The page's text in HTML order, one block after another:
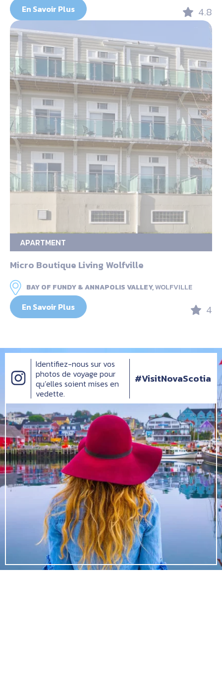
En Savoir Plus 4.8
APARTMENT
Micro Boutique Living Wolfville
BAY OF FUNDY & ANNAPOLIS VALLEY,WOLFVILLE
En Savoir Plus 4
Identifiez-nous sur vos
photos de voyage pour
qu’elles soient mises en
vedette.
#VisitNovaScotia